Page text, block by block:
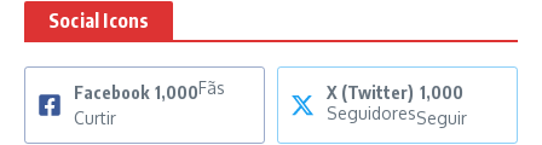
Social Icons
Facebook 1,000Fãs
Curtir
X (Twitter) 1,000
SeguidoresSeguir